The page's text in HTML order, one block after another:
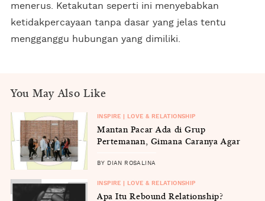
menerus. Ketakutan seperti ini menyebabkan
ketidakpercayaan tanpa dasar yang jelas tentu
mengganggu hubungan yang dimiliki.
You May Also Like
INSPIRE | LOVE & RELATIONSHIP
Mantan Pacar Ada di Grup
Pertemanan, Gimana Caranya Agar
BY DIAN ROSALINA
INSPIRE | LOVE & RELATIONSHIP
Apa Itu Rebound Relationship?